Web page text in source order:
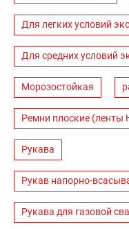
Для легких условий
Для средних условий
Морозостойкая
Ремни плоские (ленты
Рукава
Рукав напорно-
Рукава для газовой